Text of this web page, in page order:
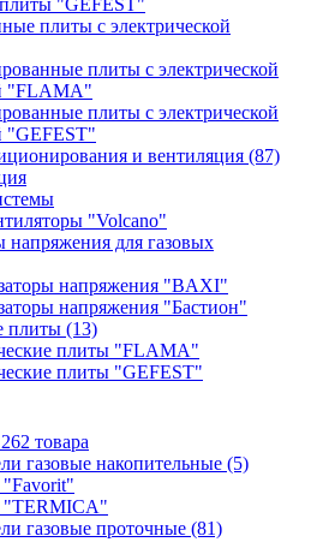
"GEFEST"
плиты с электрической
плиты с электрической
"FLAMA"
плиты с электрической
"GEFEST"
и вентиляция (87)
"Volcano"
напряжения для газовых
напряжения "BAXI"
напряжения "Бастион"
плиты (13)
плиты "FLAMA"
плиты "GEFEST"
262 товара
газовые накопительные (5)
"TERMICA"
газовые проточные (81)